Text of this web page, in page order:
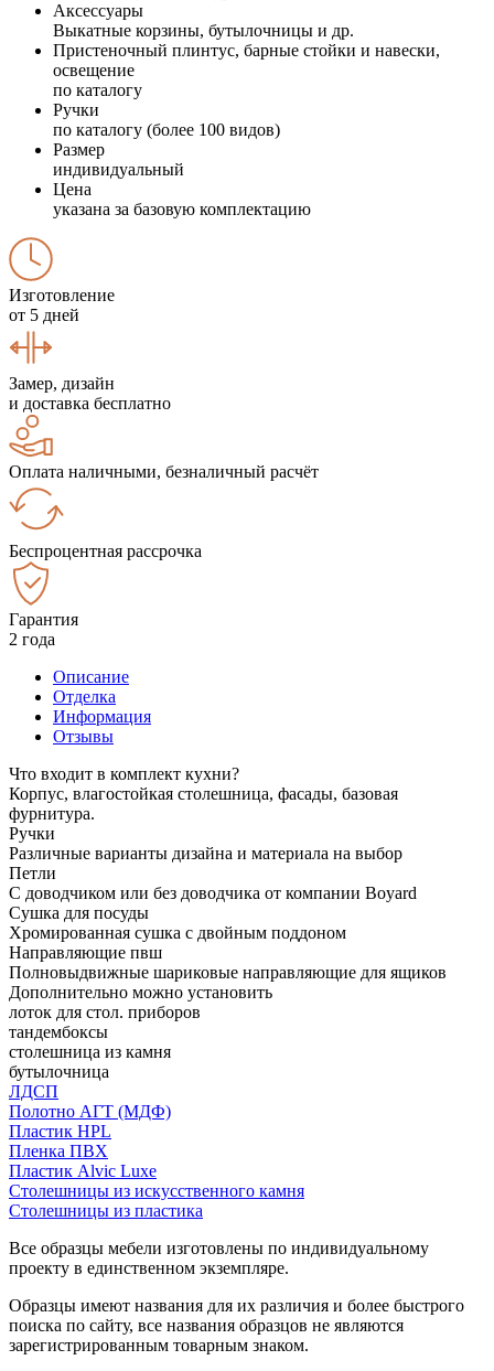
Аксессуары
Выкатные корзины, бутылочницы и др.
Пристеночный плинтус, барные стойки и навески,
освещение
по каталогу
Ручки
по каталогу (более 100 видов)
Размер
индивидуальный
Цена
указана за базовую комплектацию
Изготовление
от 5 дней
Замер, дизайн
и доставка бесплатно
Оплата наличными, безналичный расчёт
Беспроцентная рассрочка
Гарантия
2 года
Описание
Отделка
Информация
Отзывы
Что входит в комплект кухни?
Корпус, влагостойкая столешница, фасады, базовая
фурнитура.
Ручки
Различные варианты дизайна и материала на выбор
Петли
С доводчиком или без доводчика от компании Boyard
Сушка для посуды
Хромированная сушка с двойным поддоном
Направляющие пвш
Полновыдвижные шариковые направляющие для ящиков
Дополнительно можно установить
лоток для стол. приборов
тандембоксы
столешница из камня
бутылочница
ЛДСП
Полотно АГТ (МДФ)
Пластик HPL
Пленка ПВХ
Пластик Alvic Luxe
Столешницы из искусственного камня
Столешницы из пластика
Все образцы мебели изготовлены по индивидуальному
проекту в единственном экземпляре.
Образцы имеют названия для их различия и более быстрого
поиска по сайту, все названия образцов не являются
зарегистрированным товарным знаком.